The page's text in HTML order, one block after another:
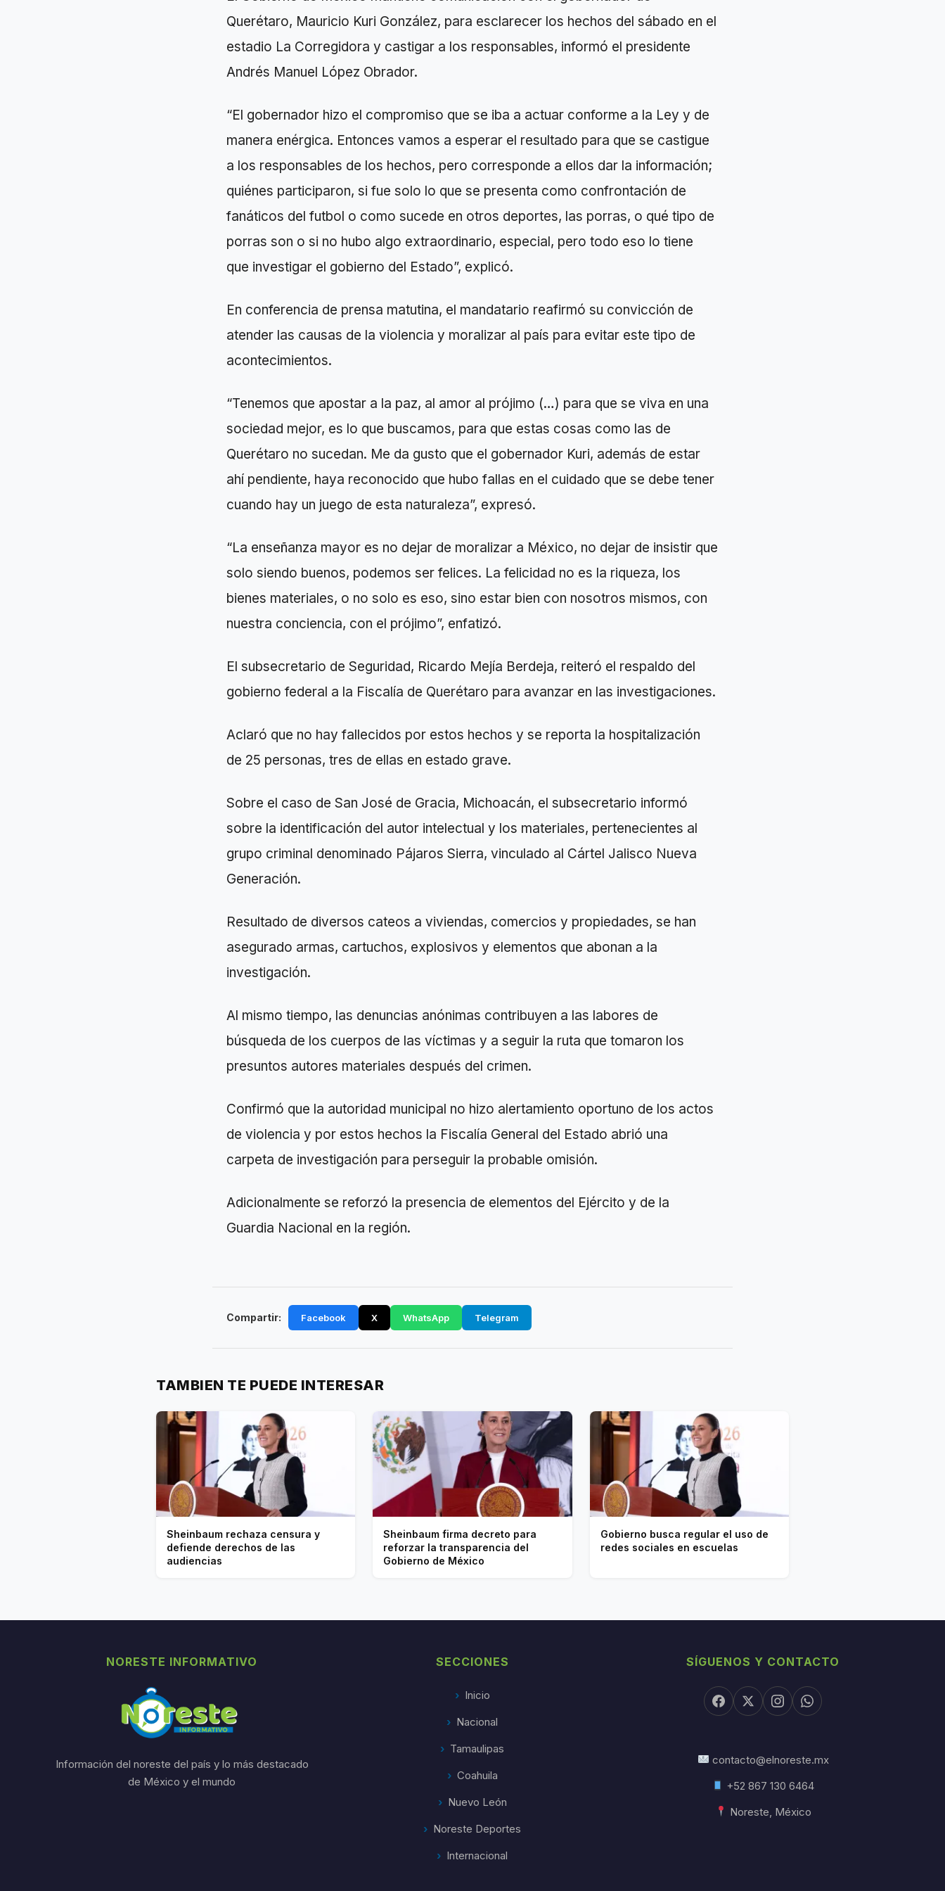
Querétaro, Mauricio Kuri González, para esclarecer los hechos del sábado en el
estadio La Corregidora y castigar a los responsables, informó el presidente
Andrés Manuel López Obrador.
“El gobernador hizo el compromiso que se iba a actuar conforme a la Ley y de
manera enérgica. Entonces vamos a esperar el resultado para que se castigue
a los responsables de los hechos, pero corresponde a ellos dar la información;
quiénes participaron, si fue solo lo que se presenta como confrontación de
fanáticos del futbol o como sucede en otros deportes, las porras, o qué tipo de
porras son o si no hubo algo extraordinario, especial, pero todo eso lo tiene
que investigar el gobierno del Estado”, explicó.
En conferencia de prensa matutina, el mandatario reafirmó su convicción de
atender las causas de la violencia y moralizar al país para evitar este tipo de
acontecimientos.
“Tenemos que apostar a la paz, al amor al prójimo (…) para que se viva en una
sociedad mejor, es lo que buscamos, para que estas cosas como las de
Querétaro no sucedan. Me da gusto que el gobernador Kuri, además de estar
ahí pendiente, haya reconocido que hubo fallas en el cuidado que se debe tener
cuando hay un juego de esta naturaleza”, expresó.
“La enseñanza mayor es no dejar de moralizar a México, no dejar de insistir que
solo siendo buenos, podemos ser felices. La felicidad no es la riqueza, los
bienes materiales, o no solo es eso, sino estar bien con nosotros mismos, con
nuestra conciencia, con el prójimo”, enfatizó.
El subsecretario de Seguridad, Ricardo Mejía Berdeja, reiteró el respaldo del
gobierno federal a la Fiscalía de Querétaro para avanzar en las investigaciones.
Aclaró que no hay fallecidos por estos hechos y se reporta la hospitalización
de 25 personas, tres de ellas en estado grave.
Sobre el caso de San José de Gracia, Michoacán, el subsecretario informó
sobre la identificación del autor intelectual y los materiales, pertenecientes al
grupo criminal denominado Pájaros Sierra, vinculado al Cártel Jalisco Nueva
Generación.
Resultado de diversos cateos a viviendas, comercios y propiedades, se han
asegurado armas, cartuchos, explosivos y elementos que abonan a la
investigación.
Al mismo tiempo, las denuncias anónimas contribuyen a las labores de
búsqueda de los cuerpos de las víctimas y a seguir la ruta que tomaron los
presuntos autores materiales después del crimen.
Confirmó que la autoridad municipal no hizo alertamiento oportuno de los actos
de violencia y por estos hechos la Fiscalía General del Estado abrió una
carpeta de investigación para perseguir la probable omisión.
Adicionalmente se reforzó la presencia de elementos del Ejército y de la
Guardia Nacional en la región.
Compartir: Facebook X WhatsApp Telegram
TAMBIEN TE PUEDE INTERESAR
Sheinbaum rechaza censura y
defiende derechos de las
audiencias
Sheinbaum firma decreto para
reforzar la transparencia del
Gobierno de México
Gobierno busca regular el uso de
redes sociales en escuelas
NORESTE INFORMATIVO
Información del noreste del país y lo más destacado
de México y el mundo
SECCIONES
Inicio
Nacional
Tamaulipas
Coahuila
Nuevo León
Noreste Deportes
Internacional
SÍGUENOS Y CONTACTO
contacto@elnoreste.mx
+52 867 130 6464
Noreste, México